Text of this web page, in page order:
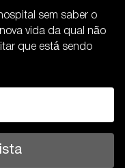
sem saber o
vida da qual não
que está sendo